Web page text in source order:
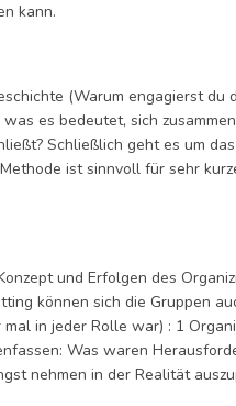
kann.
(Warum engagierst du
es bedeutet, sich
Schließlich geht es um
ist sinnvoll für sehr
und Erfolgen des
können sich die Gruppen
in jeder Rolle war) : 1
Was waren
nehmen in der Realität